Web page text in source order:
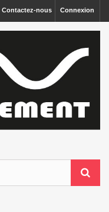
Connexion
Contactez-nous